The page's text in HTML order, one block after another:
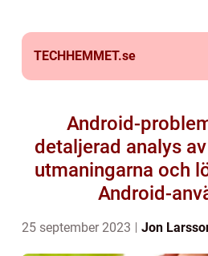
TECHHEMMET.se
Android-
detaljerad analys
utmaningarna och
Android-
25 september 2023 Jon